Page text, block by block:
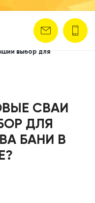
выбор для
СВАИ
ДЛЯ
БАНИ В